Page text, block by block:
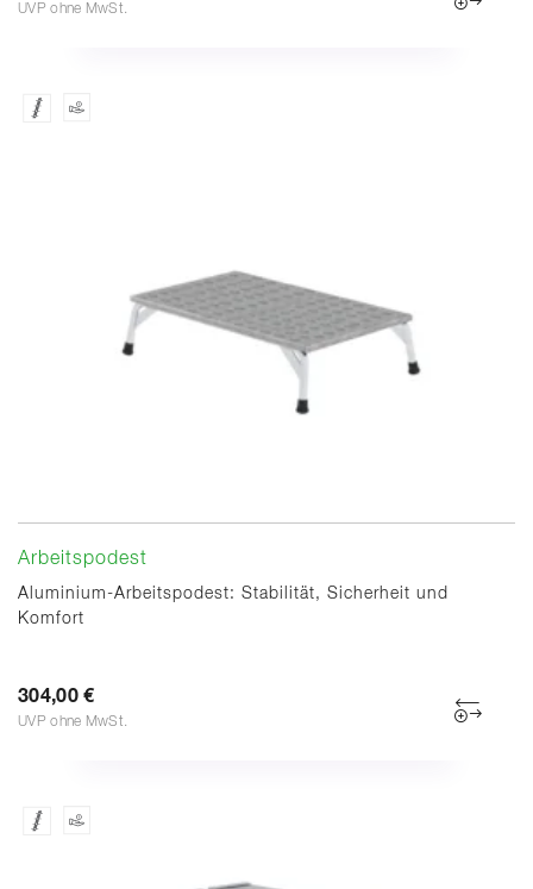
UVP ohne MwSt.
Arbeitspodest
Aluminium-Arbeitspodest: Stabilität, Sicherheit und
Komfort
304,00 €
UVP ohne MwSt.